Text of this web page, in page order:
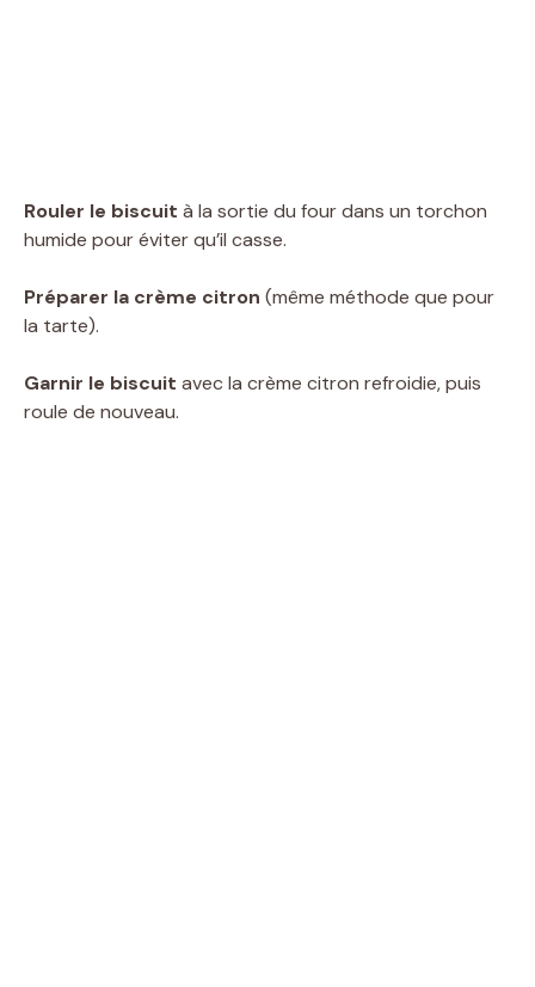
Rouler le biscuit à la sortie du four dans un torchon
humide pour éviter qu’il casse.
Préparer la crème citron (même méthode que pour
la tarte).
Garnir le biscuit avec la crème citron refroidie, puis
roule de nouveau.